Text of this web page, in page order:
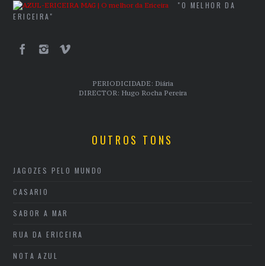
"O MELHOR DA
ERICEIRA"
PERIODICIDADE: Diária
DIRECTOR: Hugo Rocha Pereira
OUTROS TONS
JAGOZES PELO MUNDO
CASARIO
SABOR A MAR
RUA DA ERICEIRA
NOTA AZUL